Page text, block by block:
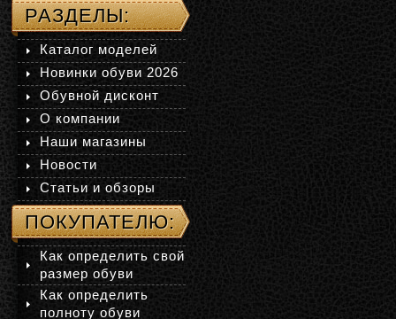
РАЗДЕЛЫ:
Каталог моделей
Новинки обуви 2026
Обувной дисконт
О компании
Наши магазины
Новости
Статьи и обзоры
ПОКУПАТЕЛЮ:
Как определить свой
размер обуви
Как определить
полноту обуви